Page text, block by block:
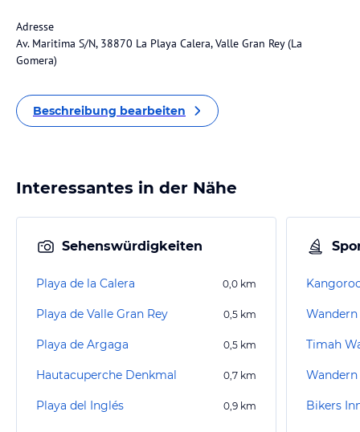
Adresse
Av. Maritima S/N, 38870 La Playa Calera, Valle Gran Rey (La
Gomera)
Beschreibung bearbeiten
Interessantes in der Nähe
Sehenswürdigkeiten
Playa de la Calera 0,0 km
Playa de Valle Gran Rey 0,5 km
Playa de Argaga 0,5 km
Hautacuperche Denkmal 0,7 km
Playa del Inglés 0,9 km
Timah
Wandern
Bikers